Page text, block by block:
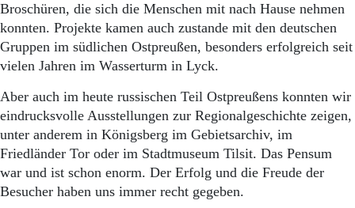
Broschüren, die sich die Menschen mit nach Hause nehmen
konnten. Projekte kamen auch zustande mit den deutschen
Gruppen im südlichen Ostpreußen, besonders erfolgreich seit
vielen Jahren im Wasserturm in Lyck.
Aber auch im heute russischen Teil Ostpreußens konnten wir
eindrucksvolle Ausstellungen zur Regionalgeschichte zeigen,
unter anderem in Königsberg im Gebietsarchiv, im
Friedländer Tor oder im Stadtmuseum Tilsit. Das Pensum
war und ist schon enorm. Der Erfolg und die Freude der
Besucher haben uns immer recht gegeben.